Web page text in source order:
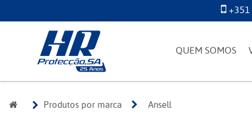
QUEM SOMOS
Produtos por marca Ansell